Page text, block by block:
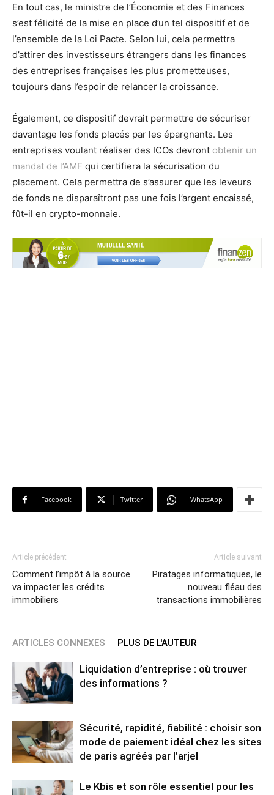
En tout cas, le ministre de l’Économie et des Finances
s’est félicité de la mise en place d’un tel dispositif et de
l’ensemble de la Loi Pacte. Selon lui, cela permettra
d’attirer des investisseurs étrangers dans les finances
des entreprises françaises les plus prometteuses,
toujours dans l’espoir de relancer la croissance.
Également, ce dispositif devrait permettre de sécuriser
davantage les fonds placés par les épargnants. Les
entreprises voulant réaliser des ICOs devront obtenir un
mandat de l’AMF qui certifiera la sécurisation du
placement. Cela permettra de s’assurer que les leveurs
de fonds ne disparaîtront pas une fois l’argent encaissé,
fût-il en crypto-monnaie.
Facebook Twitter WhatsApp
Article précédent
Comment l’impôt à la source
va impacter les crédits
immobiliers
Article suivant
Piratages informatiques, le
nouveau fléau des
transactions immobilières
ARTICLES CONNEXES PLUS DE L'AUTEUR
Liquidation d’entreprise : où trouver
des informations ?
Sécurité, rapidité, fiabilité : choisir son
mode de paiement idéal chez les sites
de paris agréés par l’arjel
Le Kbis et son rôle essentiel pour les